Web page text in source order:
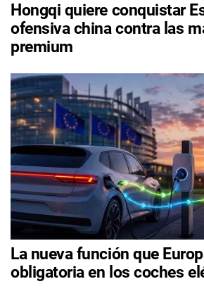
Hongqi quiere conquistar
ofensiva china contra las
premium
La nueva función que
obligatoria en los coches